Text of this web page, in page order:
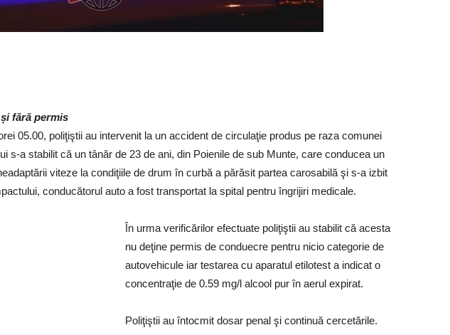
fără permis
05.00, poliţiştii au intervenit la un accident de circulaţie produs pe raza comunei
s-a stabilit că un tânăr de 23 de ani, din Poienile de sub Munte, care conducea un
viteze la condiţiile de drum în curbă a părăsit partea carosabilă şi s-a izbit
conducătorul auto a fost transportat la spital pentru îngrijiri medicale.
În urma verificărilor efectuate poliţiştii au stabilit că acesta
nu deţine permis de conduecre pentru nicio categorie de
autovehicule iar testarea cu aparatul etilotest a indicat o
concentraţie de 0.59 mg/l alcool pur în aerul expirat.
Poliţiştii au întocmit dosar penal şi continuă cercetările.